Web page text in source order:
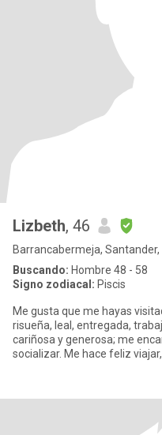
Lizbeth, 46
Barrancabermeja, Santander,
Buscando: Hombre 48 - 58
Signo zodiacal: Piscis
Me gusta que me hayas
risueña, leal, entregada,
cariñosa y generosa; me
socializar. Me hace